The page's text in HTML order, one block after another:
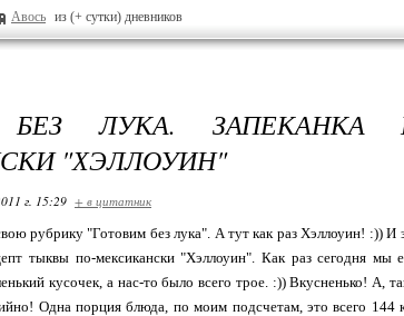
Авось из (+ сутки) дневников
БЕЗ ЛУКА.
"ХЭЛЛОУИН"
г. 15:29 + в цитатник
рубрику "Готовим без лука". А тут как раз Хэллоуин! :))
тыквы по-мексикански "Хэллоуин". Как раз сегодня мы
кусочек, а нас-то было всего трое. :)) Вкусненько! А,
Одна порция блюда, по моим подсчетам, это всего